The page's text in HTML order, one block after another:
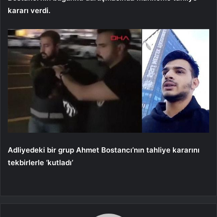
kararı verdi.
Adliyedeki bir grup Ahmet Bostancı’nın tahliye kararını
tekbirlerle ‘kutladı’